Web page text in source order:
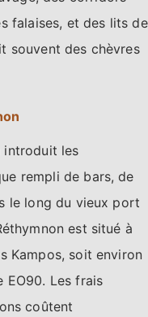
falaises, et des lits de
souvent des chèvres
introduit les
rempli de bars, de
le long du vieux port
est situé à
Kampos, soit environ
EO90. Les frais
coûtent